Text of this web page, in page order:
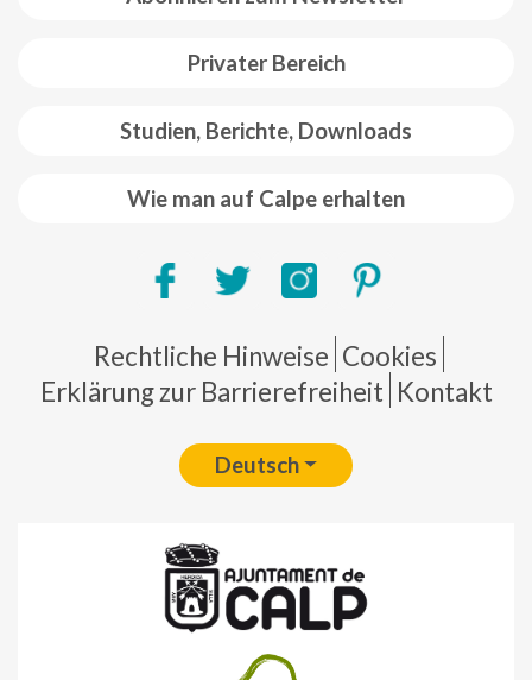
Privater Bereich
Studien, Berichte, Downloads
Wie man auf Calpe erhalten
Pie de página
Rechtliche Hinweise Cookies
Erklärung zur Barrierefreiheit Kontakt
Deutsch